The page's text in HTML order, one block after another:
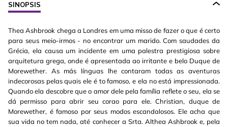
SINOPSIS
Thea Ashbrook chega a Londres em uma misso de fazer o que é certo
para seus meio-irmos - no encontrar um marido. Com saudades da
Grécia, ela causa um incidente em uma palestra prestigiosa sobre
arquitetura grega, onde é apresentada ao irritante e belo Duque de
Morewether. As más línguas lhe contaram todas as aventuras
indecorosas pelas quais ele é to famoso, e ela no está impressionada.
Quando ela descobre que o amor dele pela família reflete o seu, ela se
dá permisso para abrir seu corao para ele. Christian, duque de
Morewether, é famoso por seus modos escandalosos. Ele acha que
sua vida no tem nada, até conhecer a Srta. Althea Ashbrook e, pela